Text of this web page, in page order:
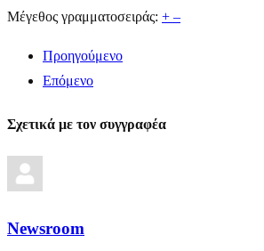
Μέγεθος γραμματοσειράς: + –
Προηγούμενο
Επόμενο
Σχετικά με τον συγγραφέα
Newsroom